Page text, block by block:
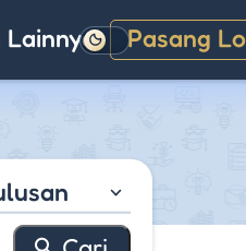
Lainnya Pasang
Gelap